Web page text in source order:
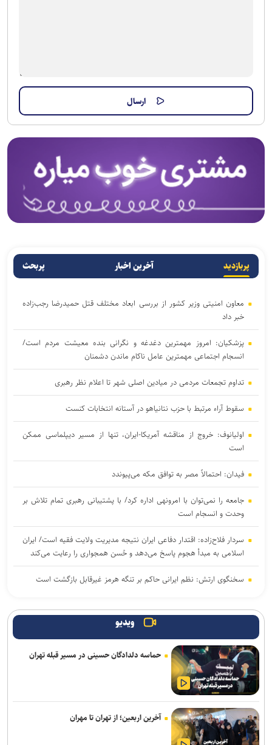
پربازدید آخرین اخبار پربحث
معاون امنیتی وزیر کشور از بررسی ابعاد مختلف قتل حمیدرضا رجب‌زاده
خبر داد
پزشکیان: امروز مهمترین دغدغه و نگرانی بنده معیشت مردم است/
انسجام اجتماعی مهمترین عامل ناکام ماندن دشمنان
تداوم تجمعات مردمی در میادین اصلی شهر تا اعلام نظر رهبری
سقوط آراء مرتبط با حزب نتانیاهو در آستانه انتخابات کنست
اولیانوف: خروج از مناقشه آمریکا-ایران، تنها از مسیر دیپلماسی ممکن
است
فیدان: احتمالاً مصر به توافق مکه می‌پیوندد
جامعه را نمی‌توان با امرونهی اداره کرد/ با پشتیبانی رهبری تمام تلاش بر
وحدت و انسجام است
سردار فلاح‌زاده: اقتدار دفاعی ایران نتیجه مدیریت ولایت فقیه است/ ایران
اسلامی به مبدأ هجوم پاسخ می‌دهد و حُسن همجواری را رعایت می‌کند
سخنگوی ارتش: نظم ایرانی حاکم بر تنگه هرمز غیرقابل بازگشت است
سخنگوی سپاه: تنگه هرمز به ابزار استراتژیک قدرت تبدیل شده است
پزشکیان درخشش تیم ملی المپیاد هوش مصنوعی ایران در رقابت‌های
جهانی را تبریک گفت
سفر رئیس دستگاه اطلاعاتی عربستان به عراق
عارف: هوش مصنوعی زیرساخت حکمرانی متوازن و جهش اقتصادی کشور
است
ویدیو
حماسه دلدادگان حسینی در مسیر قبله تهران
آخرین اربعین؛ از تهران تا مهران